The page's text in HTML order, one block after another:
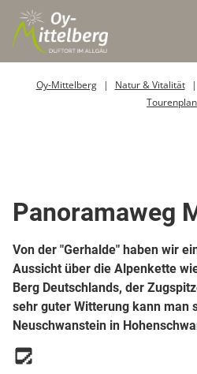
Oy-Mittelberg Natur & Vitalität
Panoramaweg
Von der "Gerhalde" haben wir
Aussicht über die Alpenkette
Berg Deutschlands, der
sehr guter Witterung kann man
Neuschwanstein in